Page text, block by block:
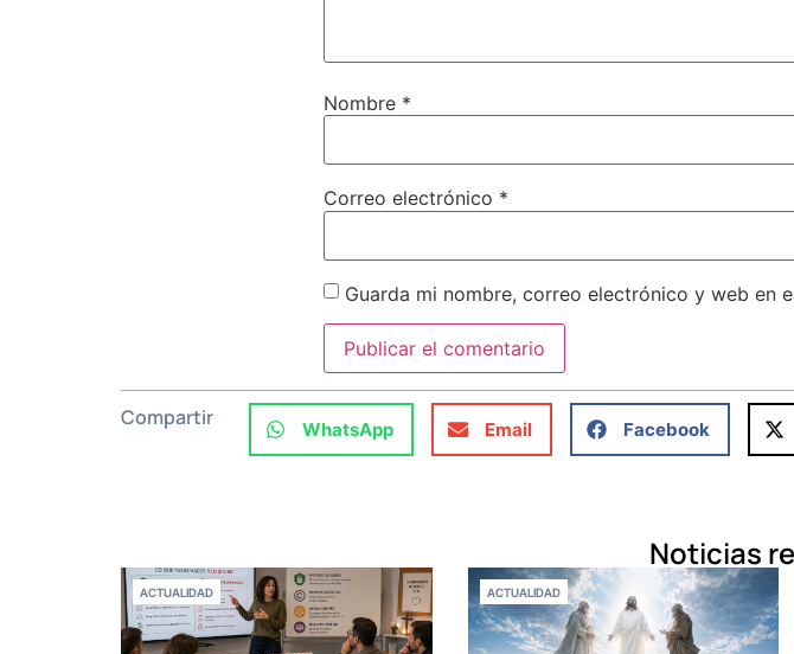
Nombre *
Correo electrónico *
Guarda mi nombre, correo electrónico y web en
Compartir WhatsApp Email Facebook
Noticias
ACTUALIDAD ACTUALIDAD